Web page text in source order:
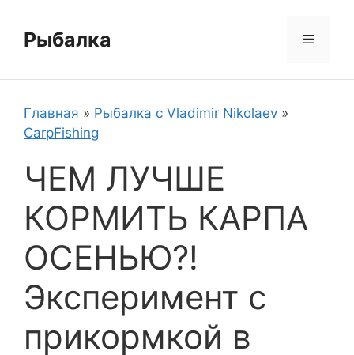
содержимому
Рыбалка Меню
Главная » Рыбалка с Vladimir Nikolaev »
CarpFishing
ЧЕМ ЛУЧШЕ
КОРМИТЬ КАРПА
ОСЕНЬЮ?!
Эксперимент с
прикормкой в